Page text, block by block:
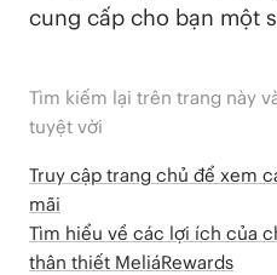
cung cấp cho bạn một
Tìm kiếm lại trên trang này
tuyệt vời
Truy cập trang chủ để xem
mãi
Tìm hiểu về các lợi ích của
thân thiết MeliáRewards